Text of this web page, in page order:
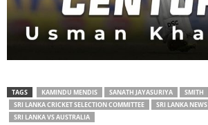
TAGS KAMINDU MENDIS SANATH JAYASURIYA SMITH
SRI LANKA CRICKET SELECTION COMMITTEE
SRI LANKA NEWS
SRI LANKA VS AUSTRALIA